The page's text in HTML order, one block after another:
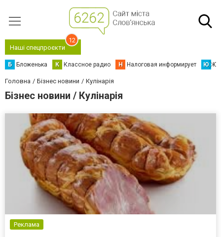
Наші спецпроєкти
12
Б Бложенька К Классное радио Н Налоговая информирует Ю
Головна Бізнес новини Кулінарія
Бізнес новини / Кулінарія
Реклама